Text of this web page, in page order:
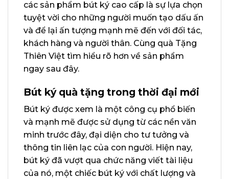
các sản phẩm bút ký cao cấp là sự lựa chọn
tuyệt vời cho những người muốn tạo dấu ấn
và để lại ấn tượng mạnh mẽ đến với đối tác,
khách hàng và người thân. Cùng quà Tặng
Thiên Việt tìm hiểu rõ hơn về sản phẩm
ngay sau đây.
Bút ký quà tặng trong thời đại mới
Bút ký được xem là một công cụ phổ biến
và mạnh mẽ được sử dụng từ các nền văn
minh trước đây, đại diện cho tư tưởng và
thông tin liên lạc của con người. Hiện nay,
bút ký đã vượt qua chức năng viết tài liệu
của nó, một chiếc bút ký với chất lượng và